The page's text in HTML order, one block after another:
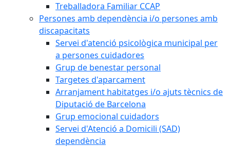
Treballadora Familiar CCAP
Persones amb dependència i/o persones amb
discapacitats
Servei d'atenció psicològica municipal per
a persones cuidadores
Grup de benestar personal
Targetes d'aparcament
Arranjament habitatges i/o ajuts tècnics de
Diputació de Barcelona
Grup emocional cuidadors
Servei d'Atenció a Domicili (SAD)
dependència